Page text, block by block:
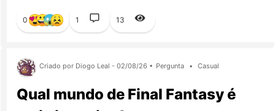
0 1 13
Criado por Diogo Leal - 02/08/26 • Pergunta • Casual
Qual mundo de Final Fantasy é